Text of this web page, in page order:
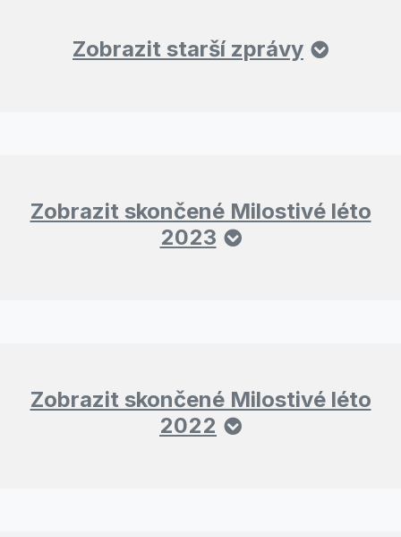
Zobrazit starší zprávy
Zobrazit skončené Milostivé léto
2023
Zobrazit skončené Milostivé léto
2022